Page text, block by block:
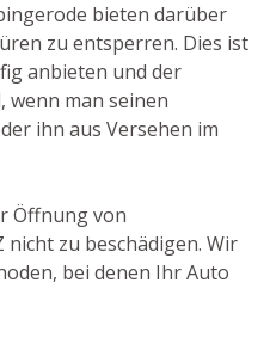
bieten darüber
zu entsperren. Dies ist
anbieten und der
wenn man seinen
ihn aus Versehen im
Öffnung von
nicht zu beschädigen. Wir
bei denen Ihr Auto